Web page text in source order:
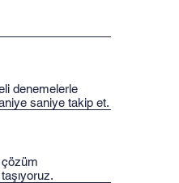
denemelerle
saniye takip et.